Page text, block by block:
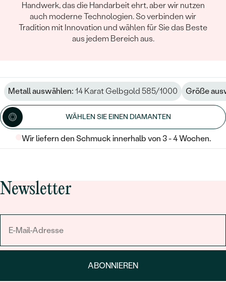
Handwerk, das die Handarbeit ehrt, aber wir nutzen
auch moderne Technologien. So verbinden wir
Tradition mit Innovation und wählen für Sie das Beste
aus jedem Bereich aus.
Metall auswählen: 14 Karat Gelbgold 585/1000 Größe
WÄHLEN SIE EINEN DIAMANTEN
Wir liefern den Schmuck innerhalb von 3 - 4 Wochen.
Newsletter
ABONNIEREN